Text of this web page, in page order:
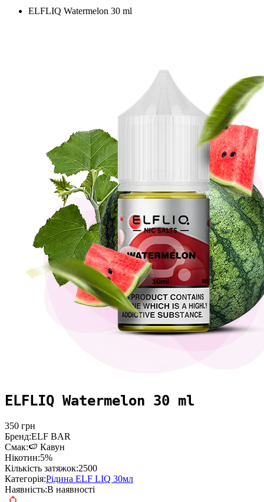
ELFLIQ Watermelon 30 ml
ELFLIQ Watermelon 30 ml
350 грн
Бренд:ELF BAR
Смак:🍉 Кавун
Нікотин:5%
Кількість затяжок:2500
Категорія:Рідина ELF LIQ 30мл
Наявність:В наявності